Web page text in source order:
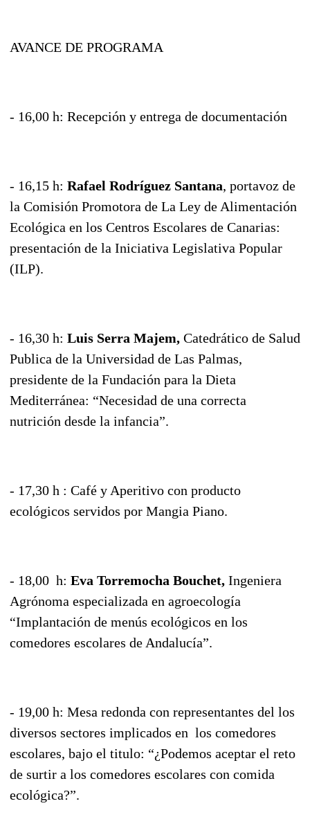
AVANCE DE PROGRAMA
- 16,00 h: Recepción y entrega de documentación
- 16,15 h: Rafael Rodríguez Santana, portavoz de
la Comisión Promotora de La Ley de Alimentación
Ecológica en los Centros Escolares de Canarias:
presentación de la Iniciativa Legislativa Popular
(ILP).
- 16,30 h: Luis Serra Majem, Catedrático de Salud
Publica de la Universidad de Las Palmas,
presidente de la Fundación para la Dieta
Mediterránea: “Necesidad de una correcta
nutrición desde la infancia”.
- 17,30 h : Café y Aperitivo con producto
ecológicos servidos por Mangia Piano.
- 18,00 h: Eva Torremocha Bouchet, Ingeniera
Agrónoma especializada en agroecología
“Implantación de menús ecológicos en los
comedores escolares de Andalucía”.
- 19,00 h: Mesa redonda con representantes del los
diversos sectores implicados en los comedores
escolares, bajo el titulo: “¿Podemos aceptar el reto
de surtir a los comedores escolares con comida
ecológica?”.